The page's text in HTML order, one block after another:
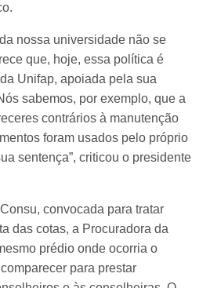
nossa universidade não se
que, hoje, essa política é
Unifap, apoiada pela sua
sabemos, por exemplo, que a
contrários à manutenção
foram usados pelo próprio
sentença”, criticou o presidente
convocada para tratar
das cotas, a Procuradora da
prédio onde ocorria o
para prestar